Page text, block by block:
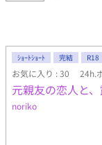
ｼｮｰﾄｼｮｰﾄ 完結 R18
お気に入り : 30 24h.
元親友の恋人と
noriko